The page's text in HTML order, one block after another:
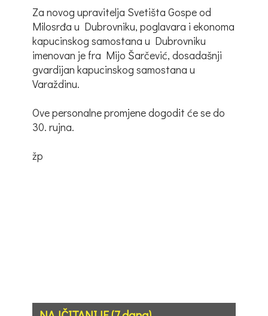
Za novog upravitelja Svetišta Gospe od
Milosrđa u Dubrovniku, poglavara i ekonoma
kapucinskog samostana u Dubrovniku
imenovan je fra Mijo Šarčević, dosadašnji
gvardijan kapucinskog samostana u
Varaždinu.
Ove personalne promjene dogodit će se do
30. rujna.
žp